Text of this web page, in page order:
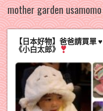
mother garden usamomo
【日本好物】爸爸請買單♥
《小白太郎》